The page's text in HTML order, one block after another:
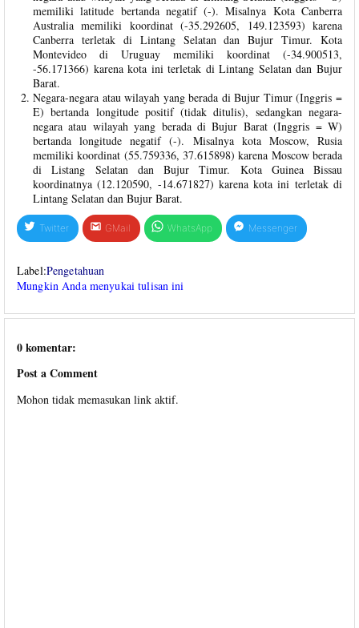
memiliki latitude bertanda negatif (-). Misalnya Kota Canberra
Australia memiliki koordinat (-35.292605, 149.123593) karena
Canberra terletak di Lintang Selatan dan Bujur Timur. Kota
Montevideo di Uruguay memiliki koordinat (-34.900513,
-56.171366) karena kota ini terletak di Lintang Selatan dan Bujur
Barat.
Negara-negara atau wilayah yang berada di Bujur Timur (Inggris =
E) bertanda longitude positif (tidak ditulis), sedangkan negara-
negara atau wilayah yang berada di Bujur Barat (Inggris = W)
bertanda longitude negatif (-). Misalnya kota Moscow, Rusia
memiliki koordinat (55.759336, 37.615898) karena Moscow berada
di Listang Selatan dan Bujur Timur. Kota Guinea Bissau
koordinatnya (12.120590, -14.671827) karena kota ini terletak di
Lintang Selatan dan Bujur Barat.
Twitter GMail WhatsApp Messenger
Label:Pengetahuan
Mungkin Anda menyukai tulisan ini
0 komentar:
Post a Comment
Mohon tidak memasukan link aktif.